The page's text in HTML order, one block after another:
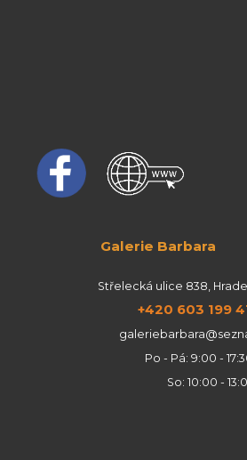
Galerie Barbara
Střelecká ulice 838,
+420 603 199
Po - Pá: 9:00 -
So: 10:00 -